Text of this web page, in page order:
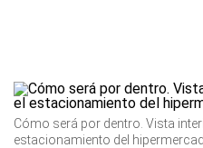
Cómo será por dentro. Vista
estacionamiento del